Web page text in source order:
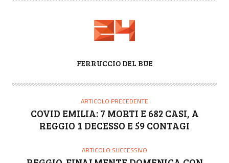
T
FERRUCCIO DEL BUE
ARTICOLO PRECEDENTE
COVID EMILIA: 7 MORTI E 682 CASI, A
REGGIO 1 DECESSO E 59 CONTAGI
ARTICOLO SUCCESSIVO